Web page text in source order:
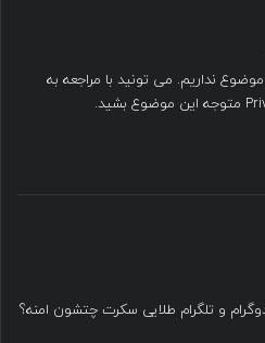
نداریم. می تونید با مراجعه به
و تلگرام طلایی سکرت چتشون امنه؟